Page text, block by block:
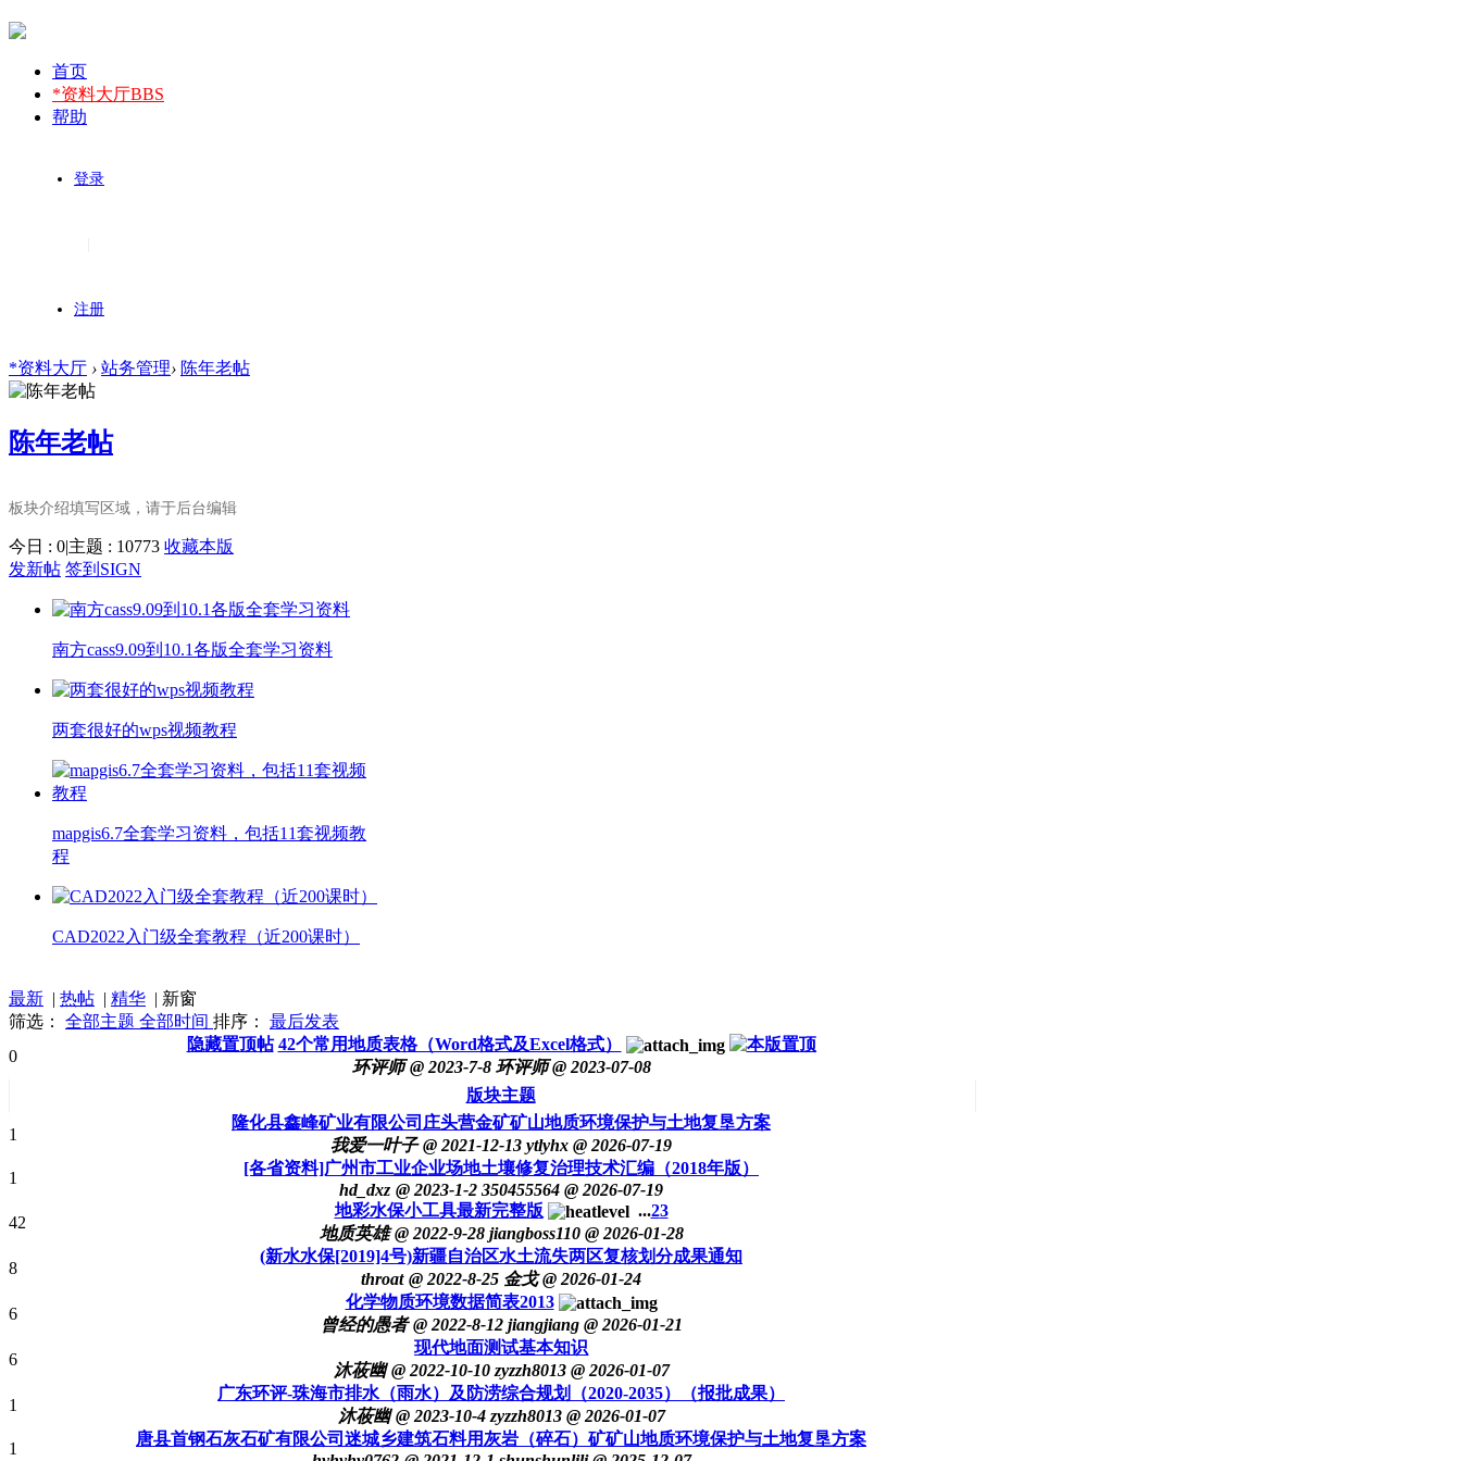
首页
*资料大厅BBS
帮助
登录
注册
*资料大厅 › 站务管理› 陈年老帖
陈年老帖
板块介绍填写区域，请于后台编辑
今日 : 0|主题 : 10773 收藏本版
发新帖 签到SIGN
南方cass9.09到10.1各版全套学习资料
两套很好的wps视频教程
mapgis6.7全套学习资料，包括11套视频教
程
CAD2022入门级全套教程（近200课时）
最新 | 热帖 | 精华 | 新窗
筛选： 全部主题 全部时间 排序： 最后发表
0
隐藏置顶帖 42个常用地质表格（Word格式及Excel格式）
环评师 @ 2023-7-8 环评师@ 2023-07-08
版块主题
1
隆化县鑫峰矿业有限公司庄头营金矿矿山地质环境保护与土地复垦方案
我爱一叶子 @ 2021-12-13 ytlyhx @ 2026-07-19
1
[各省资料]广州市工业企业场地土壤修复治理技术汇编（2018年版）
hd_dxz @ 2023-1-2 350455564 @ 2026-07-19
42
地彩水保小工具最新完整版 ...23
地质英雄 @ 2022-9-28 jiangboss110@ 2026-01-28
8
(新水水保[2019]4号)新疆自治区水土流失两区复核划分成果通知
throat @ 2022-8-25 金戈@ 2026-01-24
6
化学物质环境数据简表2013
曾经的愚者 @ 2022-8-12 jiangjiang@ 2026-01-21
6
现代地面测试基本知识
沐莜幽 @ 2022-10-10 zyzzh8013@ 2026-01-07
1
广东环评-珠海市排水（雨水）及防涝综合规划（2020-2035）（报批成果）
沐莜幽 @ 2023-10-4 zyzzh8013@ 2026-01-07
1
唐县首钢石灰石矿有限公司迷城乡建筑石料用灰岩（碎石）矿矿山地质环境保护与土地复垦方案